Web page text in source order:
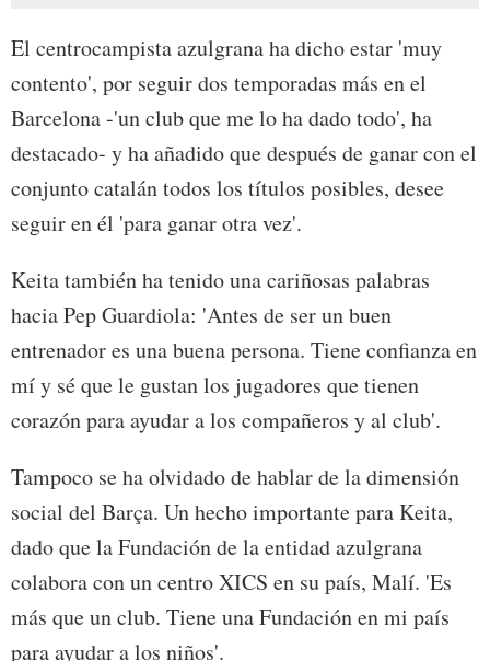
El centrocampista azulgrana ha dicho estar 'muy
contento', por seguir dos temporadas más en el
Barcelona -'un club que me lo ha dado todo', ha
destacado- y ha añadido que después de ganar con el
conjunto catalán todos los títulos posibles, desee
seguir en él 'para ganar otra vez'.
Keita también ha tenido una cariñosas palabras
hacia Pep Guardiola: 'Antes de ser un buen
entrenador es una buena persona. Tiene confianza en
mí y sé que le gustan los jugadores que tienen
corazón para ayudar a los compañeros y al club'.
Tampoco se ha olvidado de hablar de la dimensión
social del Barça. Un hecho importante para Keita,
dado que la Fundación de la entidad azulgrana
colabora con un centro XICS en su país, Malí. 'Es
más que un club. Tiene una Fundación en mi país
para ayudar a los niños'.